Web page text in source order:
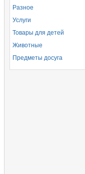
Разное
Услуги
Товары для детей
Животные
Предметы досуга